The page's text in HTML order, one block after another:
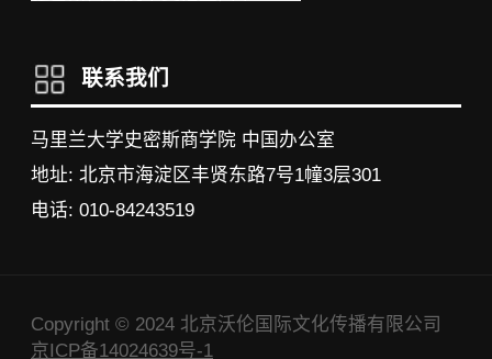
联系我们
马里兰大学史密斯商学院 中国办公室
地址: 北京市海淀区丰贤东路7号1幢3层301
电话: 010-84243519
Copyright © 2024 北京沃伦国际文化传播有限公司
京ICP备14024639号-1